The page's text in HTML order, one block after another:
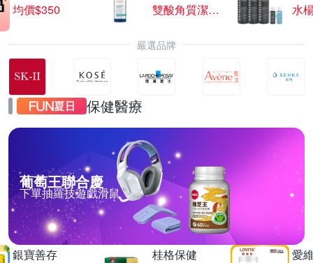
均價$350
雙酸角質潔膚露
水
嚴選品牌
保健醫療
葡萄王聯合慶
下單抽羅技遊戲滑鼠
銀寶善存
桂格保健
愛